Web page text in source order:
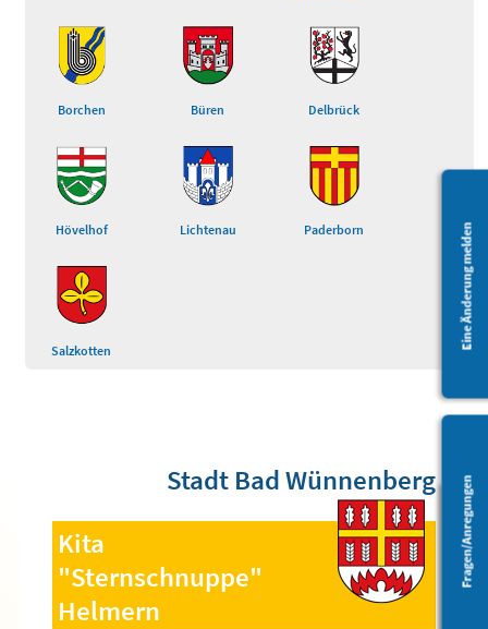
Barrierefreiheit
Eine Änderung melden
Fragen/Anregungen
Borchen Büren Delbrück
Hövelhof Lichtenau Paderborn
Salzkotten
Stadt Bad Wünnenberg
Kita
"Sternschnuppe"
Helmern